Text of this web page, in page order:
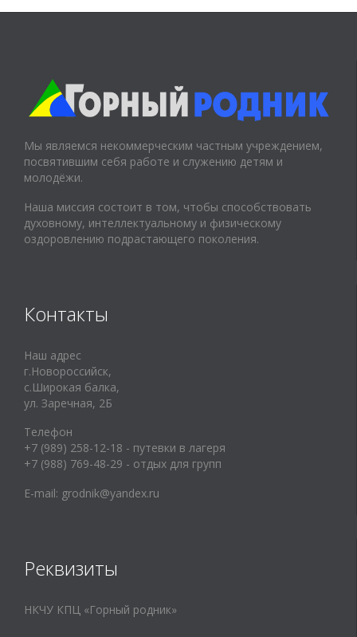
Мы являемся некоммерческим частным учреждением,
посвятившим себя работе и служению детям и
молодёжи.
Наша миссия состоит в том, чтобы способствовать
духовному, интеллектуальному и физическому
оздоровлению подрастающего поколения.
Контакты
Наш адрес
г.Новороссийск,
с.Широкая балка,
ул. Заречная, 2Б
Телефон
+7 (989) 258-12-18 - путевки в лагеря
+7 (988) 769-48-29 - отдых для групп
E-mail: grodnik@yandex.ru
Реквизиты
НКЧУ КПЦ «Горный родник»